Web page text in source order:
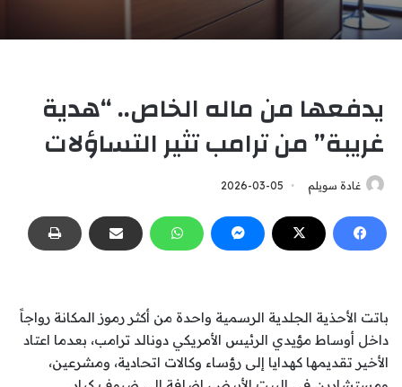
يدفعها من ماله الخاص.. “هدية
غريبة” من ترامب تثير التساؤلات
غادة سويلم 2026-03-05
باتت الأحذية الجلدية الرسمية واحدة من أكثر رموز المكانة رواجاً
داخل أوساط مؤيدي الرئيس الأمريكي دونالد ترامب، بعدما اعتاد
الأخير تقديمها كهدايا إلى رؤساء وكالات اتحادية، ومشرعين،